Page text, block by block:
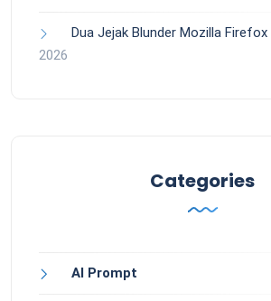
Dua Jejak Blunder Mozilla Firefox
2026
Categories
AI Prompt